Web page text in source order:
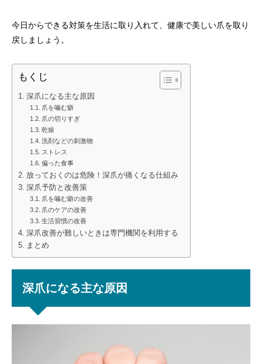
今日からできる対策を生活に取り入れて、健康で美しい爪を取り
戻しましょう。
もくじ
深爪になる主な原因
爪を噛む癖
爪の切りすぎ
乾燥
洗剤などの刺激物
ストレス
偏った食事
放っておくのは危険！深爪が痛くなる仕組み
深爪予防と改善策
爪を噛む癖の改善
爪のケアの改善
生活習慣の改善
深爪改善が難しいときは専門機関を利用する
まとめ
深爪になる主な原因